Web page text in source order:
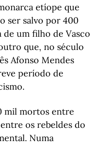
etíope que
ser salvo por 400
de um filho de Vasco
que, no século
Afonso Mendes
período de
mil mortos entre
os rebeldes do
Numa